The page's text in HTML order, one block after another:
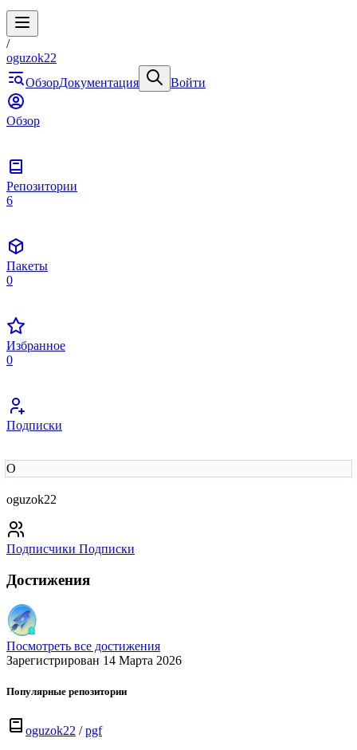
/
oguzok22
ОбзорДокументация Войти
Обзор
Репозитории
6
Пакеты
0
Избранное
0
Подписки
O
oguzok22
Подписчики Подписки
Достижения
Посмотреть все достижения
Зарегистрирован 14 Марта 2026
Популярные репозитории
oguzok22 /pgf